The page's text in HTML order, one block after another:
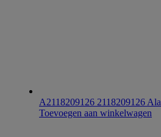
A2118209126 2118209126
Toevoegen aan winkelwagen